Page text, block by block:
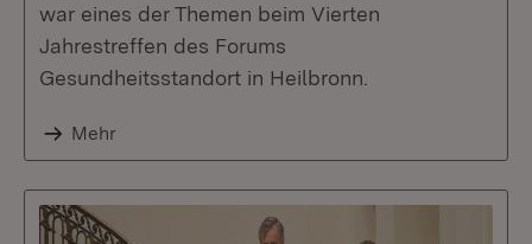
war eines der Themen beim Vierten
Jahrestreffen des Forums
Gesundheitsstandort in Heilbronn.
Mehr